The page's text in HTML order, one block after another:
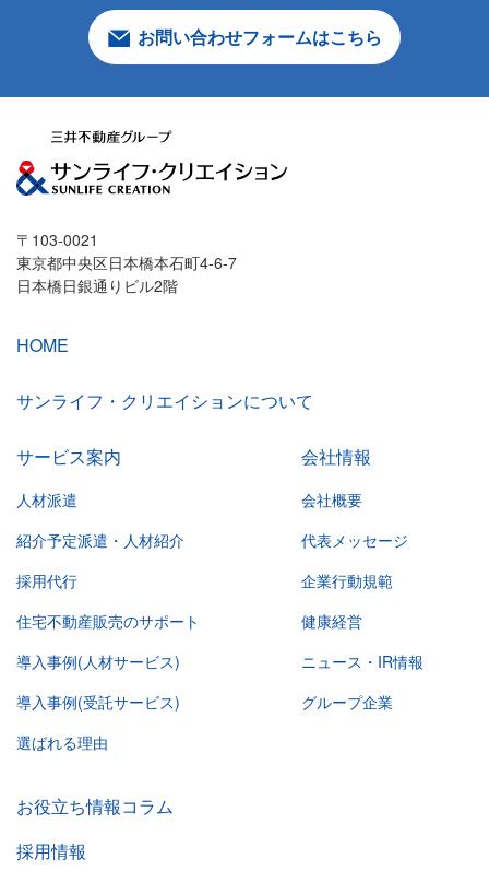
お問い合わせフォームはこちら
〒103-0021
東京都中央区日本橋本石町4-6-7
日本橋日銀通りビル2階
HOME
サンライフ・クリエイションについて
サービス案内
人材派遣
紹介予定派遣・人材紹介
採用代行
住宅不動産販売のサポート
導入事例(人材サービス)
導入事例(受託サービス)
選ばれる理由
会社情報
会社概要
代表メッセージ
企業行動規範
健康経営
ニュース・IR情報
グループ企業
お役立ち情報コラム
採用情報